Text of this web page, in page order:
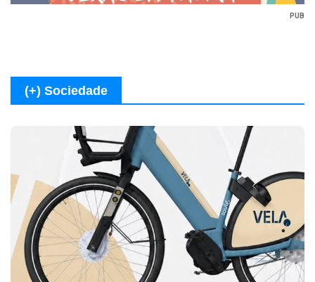
PUB
(+) Sociedade